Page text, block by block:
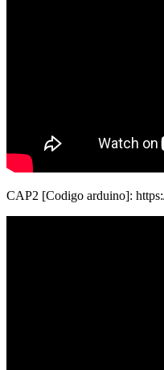
CAP2 [Codigo arduino]: